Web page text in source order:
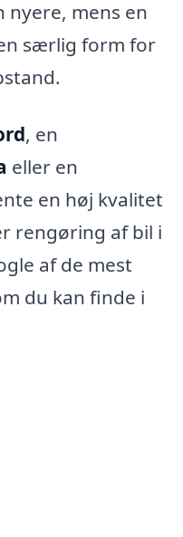
mens en
særlig form for
, en
eller en
en høj kvalitet
rengøring af bil i
af de mest
du kan finde i